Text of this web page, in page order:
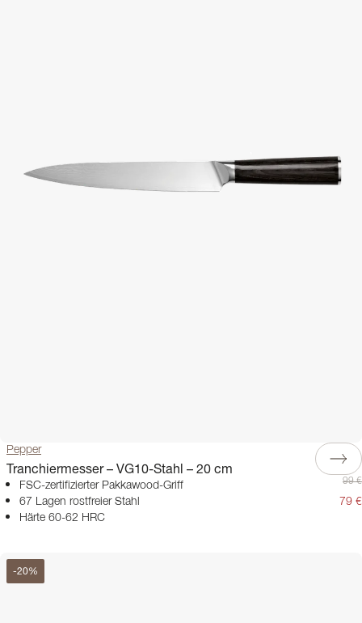
Pepper
Tranchiermesser – VG10-Stahl – 20 cm
FSC-zertifizierter Pakkawood-Griff
67 Lagen rostfreier Stahl
Härte 60-62 HRC
99 €
79 €
-20%